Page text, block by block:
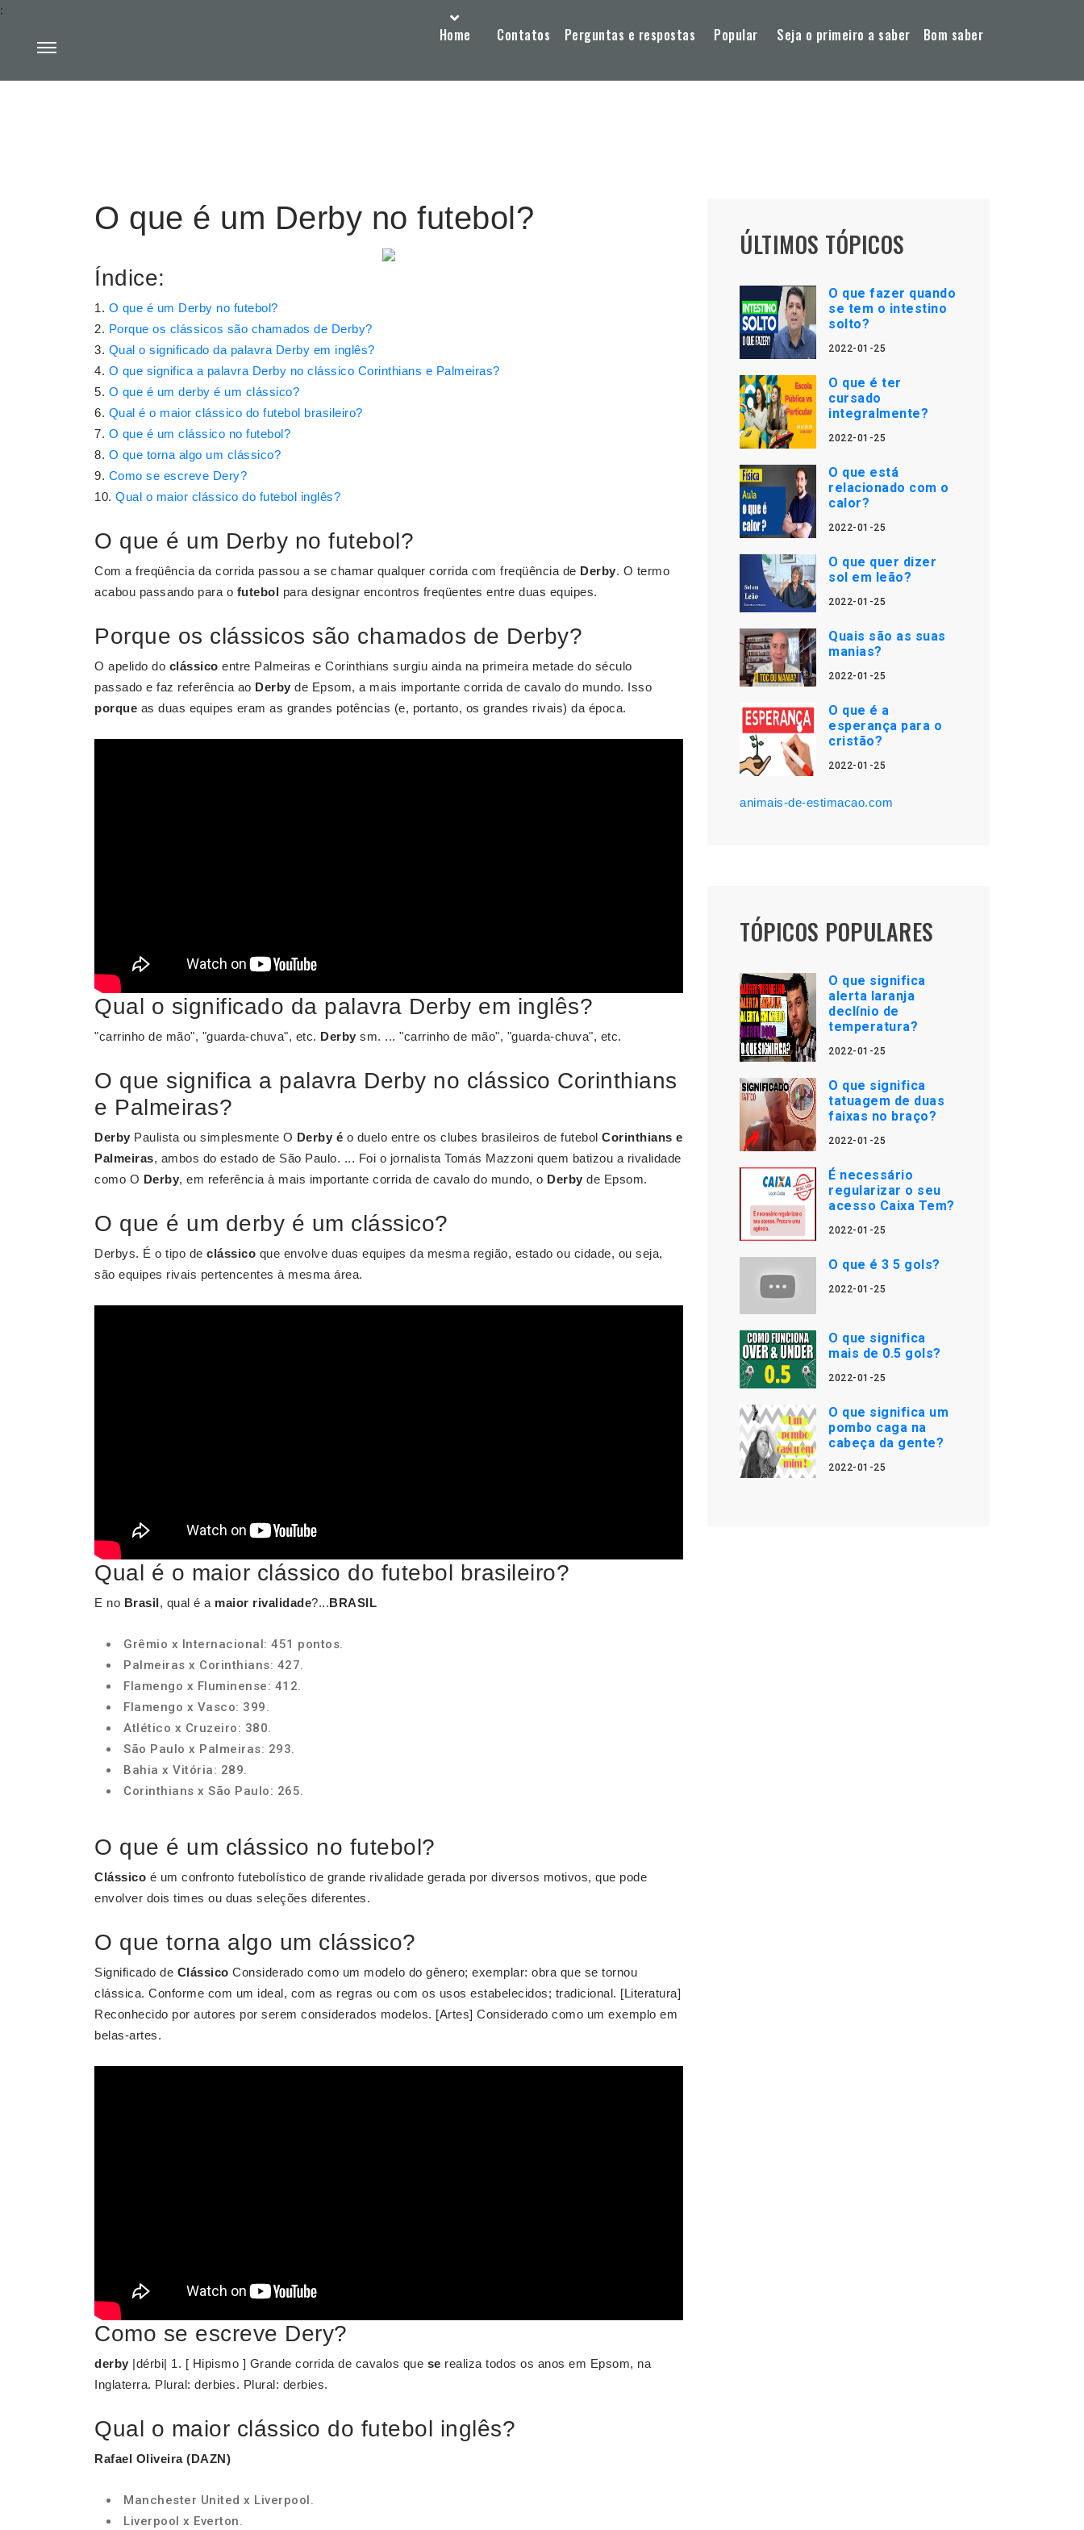
Home Contatos Perguntas e respostas Popular Seja o primeiro a saber Bom saber
:
O que é um Derby no futebol?
Índice:
O que é um Derby no futebol?
Porque os clássicos são chamados de Derby?
Qual o significado da palavra Derby em inglês?
O que significa a palavra Derby no clássico Corinthians e Palmeiras?
O que é um derby é um clássico?
Qual é o maior clássico do futebol brasileiro?
O que é um clássico no futebol?
O que torna algo um clássico?
Como se escreve Dery?
Qual o maior clássico do futebol inglês?
O que é um Derby no futebol?
Com a freqüência da corrida passou a se chamar qualquer corrida com freqüência de Derby. O termo
acabou passando para o futebol para designar encontros freqüentes entre duas equipes.
Porque os clássicos são chamados de Derby?
O apelido do clássico entre Palmeiras e Corinthians surgiu ainda na primeira metade do século
passado e faz referência ao Derby de Epsom, a mais importante corrida de cavalo do mundo. Isso
porque as duas equipes eram as grandes potências (e, portanto, os grandes rivais) da época.
Qual o significado da palavra Derby em inglês?
"carrinho de mão", "guarda-chuva", etc. Derby sm. ... "carrinho de mão", "guarda-chuva", etc.
O que significa a palavra Derby no clássico Corinthians
e Palmeiras?
Derby Paulista ou simplesmente O Derby é o duelo entre os clubes brasileiros de futebol Corinthians e
Palmeiras, ambos do estado de São Paulo. ... Foi o jornalista Tomás Mazzoni quem batizou a rivalidade
como O Derby, em referência à mais importante corrida de cavalo do mundo, o Derby de Epsom.
O que é um derby é um clássico?
Derbys. É o tipo de clássico que envolve duas equipes da mesma região, estado ou cidade, ou seja,
são equipes rivais pertencentes à mesma área.
Qual é o maior clássico do futebol brasileiro?
E no Brasil, qual é a maior rivalidade?...BRASIL
Grêmio x Internacional: 451 pontos.
Palmeiras x Corinthians: 427.
Flamengo x Fluminense: 412.
Flamengo x Vasco: 399.
Atlético x Cruzeiro: 380.
São Paulo x Palmeiras: 293.
Bahia x Vitória: 289.
Corinthians x São Paulo: 265.
O que é um clássico no futebol?
Clássico é um confronto futebolístico de grande rivalidade gerada por diversos motivos, que pode
envolver dois times ou duas seleções diferentes.
O que torna algo um clássico?
Significado de Clássico Considerado como um modelo do gênero; exemplar: obra que se tornou
clássica. Conforme com um ideal, com as regras ou com os usos estabelecidos; tradicional. [Literatura]
Reconhecido por autores por serem considerados modelos. [Artes] Considerado como um exemplo em
belas-artes.
Como se escreve Dery?
derby |dérbi| 1. [ Hipismo ] Grande corrida de cavalos que se realiza todos os anos em Epsom, na
Inglaterra. Plural: derbies. Plural: derbies.
Qual o maior clássico do futebol inglês?
Rafael Oliveira (DAZN)
Manchester United x Liverpool.
Liverpool x Everton.
ÚLTIMOS TÓPICOS
O que fazer quando
se tem o intestino
solto?
2022-01-25
O que é ter
cursado
integralmente?
2022-01-25
O que está
relacionado com o
calor?
2022-01-25
O que quer dizer
sol em leão?
2022-01-25
Quais são as suas
manias?
2022-01-25
O que é a
esperança para o
cristão?
2022-01-25
animais-de-estimacao.com
TÓPICOS POPULARES
O que significa
alerta laranja
declínio de
temperatura?
2022-01-25
O que significa
tatuagem de duas
faixas no braço?
2022-01-25
É necessário
regularizar o seu
acesso Caixa Tem?
2022-01-25
O que é 3 5 gols?
2022-01-25
O que significa
mais de 0.5 gols?
2022-01-25
O que significa um
pombo caga na
cabeça da gente?
2022-01-25